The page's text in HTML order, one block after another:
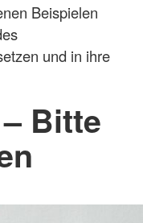
Beispielen
und in ihre
Bitte